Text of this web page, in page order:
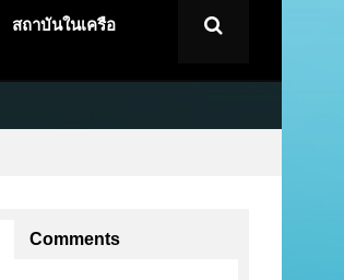
สถาบันในเครือ
Comments